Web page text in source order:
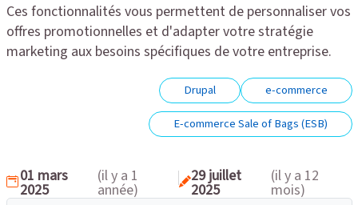
Ces fonctionnalités vous permettent de personnaliser vos
offres promotionnelles et d'adapter votre stratégie
marketing aux besoins spécifiques de votre entreprise.
Drupal
e-commerce
E-commerce Sale of Bags (ESB)
01 mars
2025
(il y a 1
année)
29 juillet
2025
(il y a 12
mois)